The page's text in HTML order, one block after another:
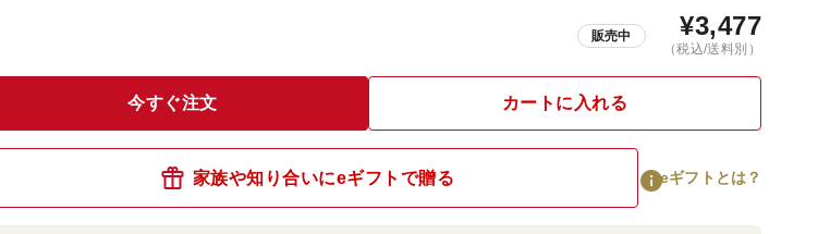
販売中 ¥3,477
（税込/送料別）
今すぐ注文 カートに入れる
家族や知り合いにeギフトで贈る eギフトとは？